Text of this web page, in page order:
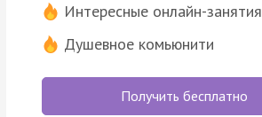
Интересные онлайн-занятия
Душевное комьюнити
Получить бесплатно